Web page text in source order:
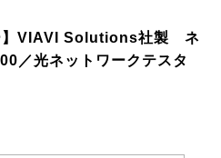
】VIAVI Solutions社製 ネ
／光ネットワークテスタ